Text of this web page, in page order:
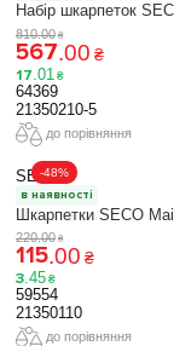
Набір шкарпеток
810.00 ₴
567.00 ₴
17 01 ₴
64369
21350210-5
до порівняння
-48%
SECO
в наявності
Шкарпетки SECO
220.00 ₴
115.00 ₴
3.45 ₴
59554
21350110
до порівняння